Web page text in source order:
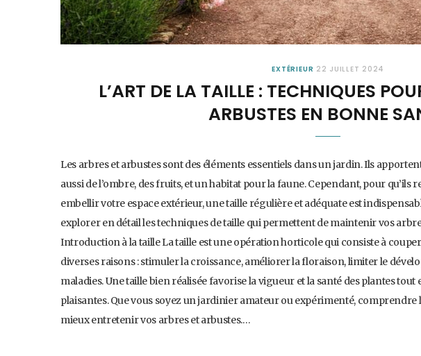
EXTÉRIEUR 22 JUILLET 2024
L’ART DE LA TAILLE : TECHNIQUES
ARBUSTES EN BONNE
Les arbres et arbustes sont des éléments essentiels dans un jardin. Ils
aussi de l’ombre, des fruits, et un habitat pour la faune. Cependant, pour
embellir votre espace extérieur, une taille régulière et adéquate est
explorer en détail les techniques de taille qui permettent de maintenir vos
Introduction à la taille La taille est une opération horticole qui consiste à
diverses raisons : stimuler la croissance, améliorer la floraison, limiter le
maladies. Une taille bien réalisée favorise la vigueur et la santé des plantes
plaisantes. Que vous soyez un jardinier amateur ou expérimenté, comprendre
mieux entretenir vos arbres et arbustes.…